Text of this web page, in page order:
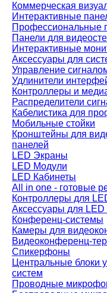
Коммерческая
Интерактивные
Профессиональные
Панели для
Интерактивные
Аксессуары для
Управление
Удлинители
Контроллеры и
Распределители
Кабелистика для
Мобильные стойки
Кронштейны для
панелей
LED Экраны
LED Модули
LED Кабинеты
All in one - готовые
Контроллеры для
Аксессуары для LED
Конференц-системы
Камеры для
Видеоконференц-
Спикерфоны
Центральные блоки
систем
Проводные